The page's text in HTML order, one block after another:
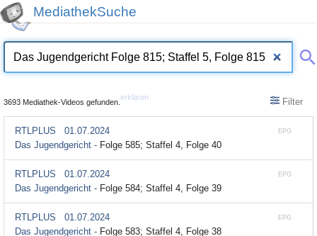
MediathekSuche
3693 Mediathek-Videos gefunden.
erklären Filter
EPG
RTLPLUS
01.07.2024
Das Jugendgericht - Folge 585; Staffel 4, Folge 40
EPG
RTLPLUS
01.07.2024
Das Jugendgericht - Folge 584; Staffel 4, Folge 39
EPG
RTLPLUS
01.07.2024
Das Jugendgericht - Folge 583; Staffel 4, Folge 38